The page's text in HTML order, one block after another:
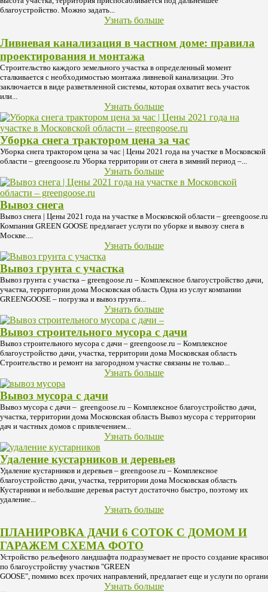
благоустройство. Можно задать...
Узнать больше
Ливневая канализация в частном доме: правила
проектирования и монтажа
Строительство каждого земельного участка в определенный момент
сталкивается с необходимостью монтажа ливневой канализации. Это
заключается в виде разветвленной системы, которая охватит весь участок
или...
Узнать больше
Уборка снега трактором цена за час
Уборка снега трактором цена за час | Цены 2021 года на участке в Московской
области – greengoose.ru Уборка территории от снега в зимний период –...
Узнать больше
Вывоз снега
Вывоз снега | Цены 2021 года на участке в Московской области – greengoose.ru
Компания GREEN GOOSE предлагает услуги по уборке и вывозу снега в
Москве....
Узнать больше
Вывоз грунта с участка
Вывоз грунта с участка – greengoose.ru – Комплексное благоустройство дачи,
участка, территории дома Московская область Одна из услуг компании
GREENGOOSE – погрузка и вывоз грунта...
Узнать больше
Вывоз строительного мусора с дачи
Вывоз строительного мусора с дачи – greengoose.ru – Комплексное
благоустройство дачи, участка, территории дома Московская область
Строительство и ремонт на загородном участке связаны не только...
Узнать больше
Вывоз мусора с дачи
Вывоз мусора с дачи – greengoose.ru – Комплексное благоустройство дачи,
участка, территории дома Московская область Вывоз мусора с территории
дач и частных домов с привлечением...
Узнать больше
Удаление кустарников и деревьев
Удаление кустарников и деревьев – greengoose.ru – Комплексное
благоустройство дачи, участка, территории дома Московская область
Кустарники и небольшие деревья растут достаточно быстро, поэтому их
удаление...
Узнать больше
ПЛАНИРОВКА ДАЧИ 6 СОТОК С ДОМОМ И
ГАРАЖЕМ СХЕМА ФОТО
Устройство рельефного ландшафта подразумевает не просто создание
по благоустройству участков "GREEN
GOOSE", помимо всех прочих направлений, предлагает еще и услуги по
Узнать больше